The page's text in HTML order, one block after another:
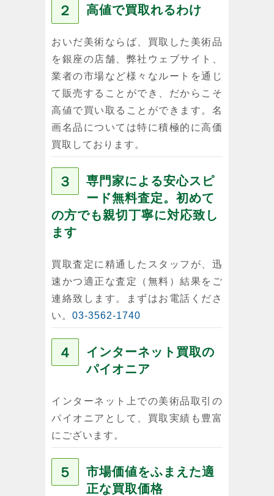
２ 高値で買取れるわけ
おいだ美術ならば、買取した美術品
を銀座の店舗、弊社ウェブサイト、
業者の市場など様々なルートを通じ
て販売することができ、だからこそ
高値で買い取ることができます。名
画名品については特に積極的に高価
買取しております。
３
専門家による安心スピ
ード無料査定。初めて
の方でも親切丁寧に対応致し
ます
買取査定に精通したスタッフが、迅
速かつ適正な査定（無料）結果をご
連絡致します。まずはお電話くださ
い。 03-3562-1740
４
インターネット買取の
パイオニア
インターネット上での美術品取引の
パイオニアとして、買取実績も豊富
にございます。
５
市場価値をふまえた適
正な買取価格